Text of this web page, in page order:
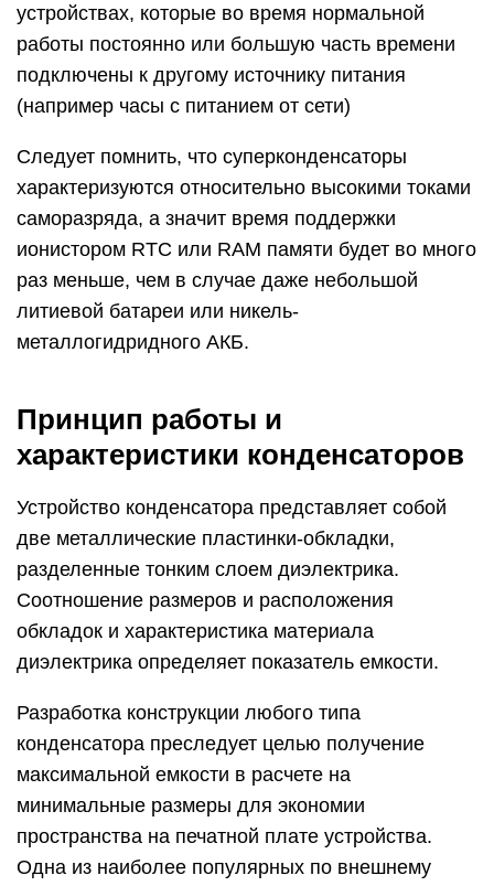
устройствах, которые во время нормальной
работы постоянно или большую часть времени
подключены к другому источнику питания
(например часы с питанием от сети)
Следует помнить, что суперконденсаторы
характеризуются относительно высокими токами
саморазряда, а значит время поддержки
ионистором RTC или RAM памяти будет во много
раз меньше, чем в случае даже небольшой
литиевой батареи или никель-
металлогидридного АКБ.
Принцип работы и
характеристики конденсаторов
Устройство конденсатора представляет собой
две металлические пластинки-обкладки,
разделенные тонким слоем диэлектрика.
Соотношение размеров и расположения
обкладок и характеристика материала
диэлектрика определяет показатель емкости.
Разработка конструкции любого типа
конденсатора преследует целью получение
максимальной емкости в расчете на
минимальные размеры для экономии
пространства на печатной плате устройства.
Одна из наиболее популярных по внешнему